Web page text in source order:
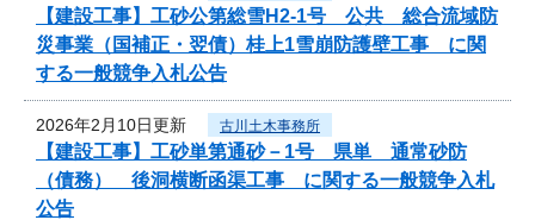
【建設工事】工砂公第総雪H2-1号 公共 総合流域防
災事業（国補正・翌債）桂上1雪崩防護壁工事 に関
する一般競争入札公告
2026年2月10日更新 古川土木事務所
【建設工事】工砂単第通砂－1号 県単 通常砂防
（債務） 後洞横断函渠工事 に関する一般競争入札
公告